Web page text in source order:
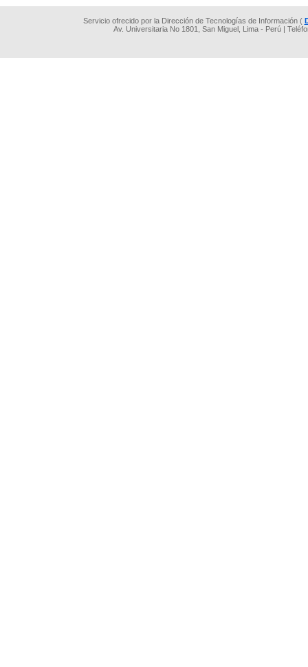
Servicio ofrecido por la Dirección de Tecnologías de Información (
Av. Universitaria No 1801, San Miguel, Lima - Perú |